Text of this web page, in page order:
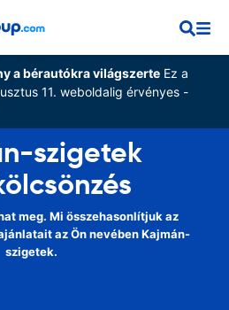
a bérautókra világszerteEz a
11. weboldalig érvényes -
szigetek
meg. Mi összehasonlítjuk az
az Ön nevében Kajmán-
szigetek.